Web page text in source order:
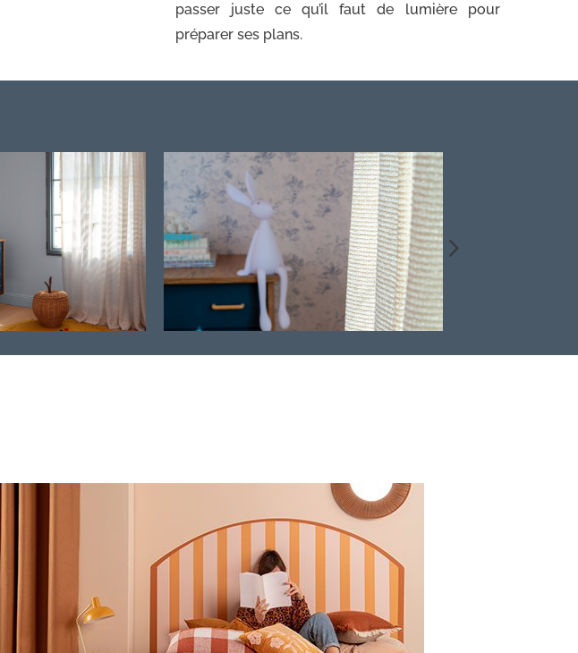
passer juste ce qu’il faut de lumière pour
préparer ses plans.